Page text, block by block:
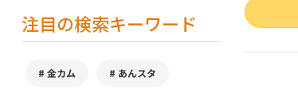
注目の検索キーワード
金カム あんスタ
数量